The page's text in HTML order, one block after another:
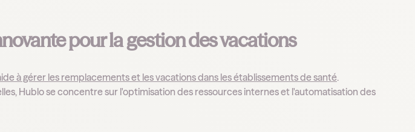
pour la gestion des vacations
à gérer les remplacements et les vacations dans les établissements de santé.
Hublo se concentre sur l'optimisation des ressources internes et l'automatisation des